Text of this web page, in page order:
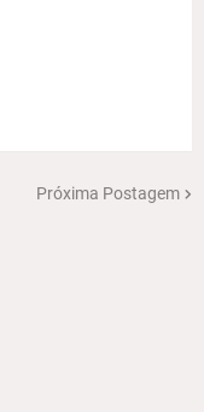
Próxima Postagem